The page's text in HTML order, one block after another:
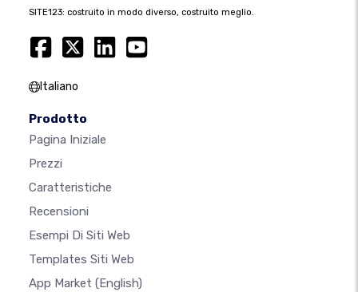
SITE123: costruito in modo diverso, costruito meglio.
Italiano
Prodotto
Pagina Iniziale
Prezzi
Caratteristiche
Recensioni
Esempi Di Siti Web
Templates Siti Web
App Market (English)